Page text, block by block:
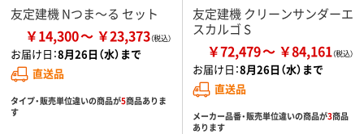
友定建機 Nつま～る セット
￥14,300 ￥23,373
お届け日：8月26日（水）まで
直送品
タイプ・販売単位違いの商品が5商品ありま
す
友定建機 クリーンサンダーエ
スカルゴ S
￥72,479 ￥84,161
お届け日：8月26日（水）まで
直送品
メーカー品番・販売単位違いの商品が3商品
あります